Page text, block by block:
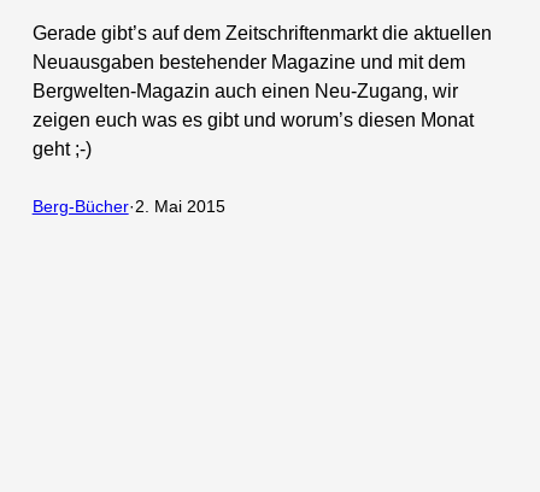
Gerade gibt’s auf dem Zeitschriftenmarkt die aktuellen
Neuausgaben bestehender Magazine und mit dem
Bergwelten-Magazin auch einen Neu-Zugang, wir
zeigen euch was es gibt und worum’s diesen Monat
geht ;-)
Berg-Bücher·2. Mai 2015